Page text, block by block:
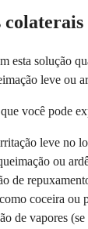
esta solução
leve ou
você pode
leve no
ou
de
coceira ou
de vapores